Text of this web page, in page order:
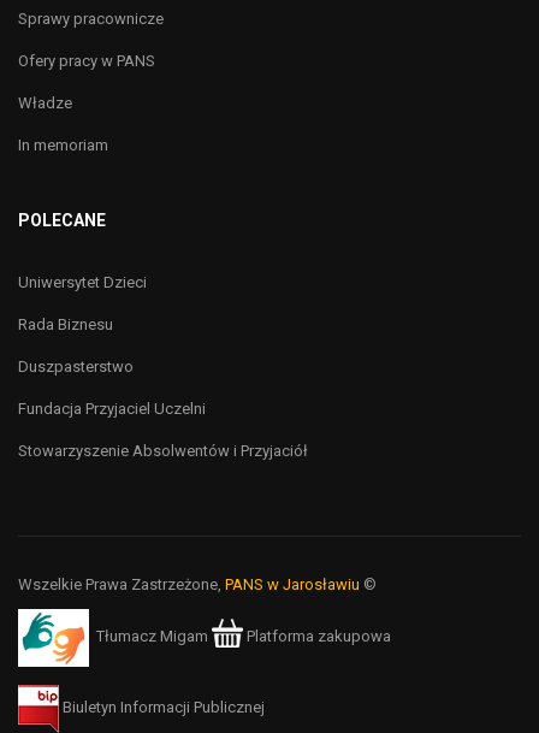
Sprawy pracownicze
Ofery pracy w PANS
Władze
In memoriam
POLECANE
Uniwersytet Dzieci
Rada Biznesu
Duszpasterstwo
Fundacja Przyjaciel Uczelni
Stowarzyszenie Absolwentów i Przyjaciół
Wszelkie Prawa Zastrzeżone, PANS w Jarosławiu ©
Tłumacz Migam Platforma zakupowa
Biuletyn Informacji Publicznej